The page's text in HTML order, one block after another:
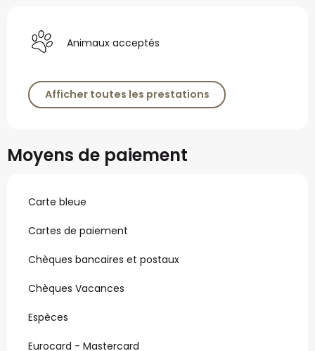
Animaux acceptés
Afficher toutes les prestations
Moyens de paiement
Carte bleue
Cartes de paiement
Chèques bancaires et postaux
Chèques Vacances
Espèces
Eurocard - Mastercard